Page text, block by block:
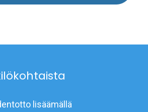
lisäämällä